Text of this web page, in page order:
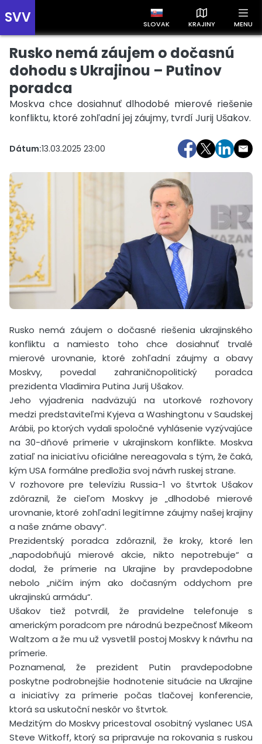
SVV SLOVAK KRAJINY MENU
Prehľad správ podľa krajín
Zobrazte si správy rozdelené podľa krajín a získajte rýchly
prehľad o dianí vo svete.
Rusko nemá záujem o dočasnú
dohodu s Ukrajinou – Putinov
poradca
Moskva chce dosiahnuť dlhodobé mierové riešenie
konfliktu, ktoré zohľadní jej záujmy, tvrdí Jurij Ušakov.
Dátum:13.03.2025 23:00
Rusko nemá záujem o dočasné riešenia ukrajinského
konfliktu a namiesto toho chce dosiahnuť trvalé
mierové urovnanie, ktoré zohľadní záujmy a obavy
Moskvy, povedal zahraničnopolitický poradca
prezidenta Vladimira Putina Jurij Ušakov.
Jeho vyjadrenia nadväzujú na utorkové rozhovory
medzi predstaviteľmi Kyjeva a Washingtonu v Saudskej
Arábii, po ktorých vydali spoločné vyhlásenie vyzývajúce
na 30-dňové prímerie v ukrajinskom konflikte. Moskva
zatiaľ na iniciatívu oficiálne nereagovala s tým, že čaká,
kým USA formálne predložia svoj návrh ruskej strane.
V rozhovore pre televíziu Russia-1 vo štvrtok Ušakov
zdôraznil, že cieľom Moskvy je „dlhodobé mierové
urovnanie, ktoré zohľadní legitímne záujmy našej krajiny
a naše známe obavy“.
Prezidentský poradca zdôraznil, že kroky, ktoré len
„napodobňujú mierové akcie, nikto nepotrebuje“ a
dodal, že prímerie na Ukrajine by pravdepodobne
nebolo „ničím iným ako dočasným oddychom pre
ukrajinskú armádu“.
Ušakov tiež potvrdil, že pravidelne telefonuje s
americkým poradcom pre národnú bezpečnosť Mikeom
Waltzom a že mu už vysvetlil postoj Moskvy k návrhu na
prímerie.
Poznamenal, že prezident Putin pravdepodobne
poskytne podrobnejšie hodnotenie situácie na Ukrajine
a iniciatívy za prímerie počas tlačovej konferencie,
ktorá sa uskutoční neskôr vo štvrtok.
Medzitým do Moskvy pricestoval osobitný vyslanec USA
Steve Witkoff, ktorý sa pripravuje na rokovania s ruskou